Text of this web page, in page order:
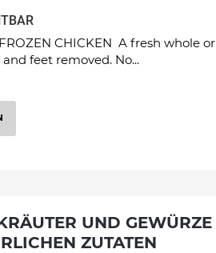
CHICKEN A fresh whole or
feet removed. No...
ZUTATEN